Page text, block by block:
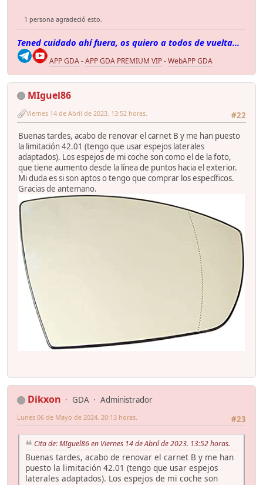
1 persona agradeció esto.
Tened cuidado ahí fuera, os quiero a todos de vuelta...
APP GDA-APP GDA PREMIUM VIP-WebAPP GDA
MIguel86
#22
Viernes 14 de Abril de 2023. 13:52 horas.
Buenas tardes, acabo de renovar el carnet B y me han puesto
la limitación 42.01 (tengo que usar espejos laterales
adaptados). Los espejos de mi coche son como el de la foto,
que tiene aumento desde la línea de puntos hacia el exterior.
Mi duda es si son aptos o tengo que comprar los específicos.
Gracias de antemano.
Dikxon GDA
Administrador
#23
Lunes 06 de Mayo de 2024. 20:13 horas.
Cita de: MIguel86 en Viernes 14 de Abril de 2023. 13:52 horas.
Buenas tardes, acabo de renovar el carnet B y me han
puesto la limitación 42.01 (tengo que usar espejos
laterales adaptados). Los espejos de mi coche son